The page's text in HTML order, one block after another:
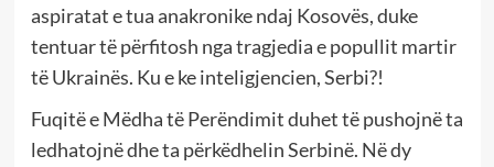
aspiratat e tua anakronike ndaj Kosovës, duke
tentuar të përfitosh nga tragjedia e popullit martir
të Ukrainës. Ku e ke inteligjencien, Serbi?!
Fuqitë e Mëdha të Perëndimit duhet të pushojnë ta
ledhatojnë dhe ta përkëdhelin Serbinë. Në dy